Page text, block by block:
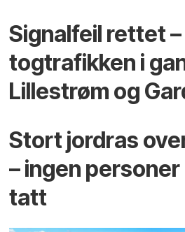
Signalfeil rettet –
togtrafikken i
Lillestrøm og
Stort jordras
– ingen
tatt